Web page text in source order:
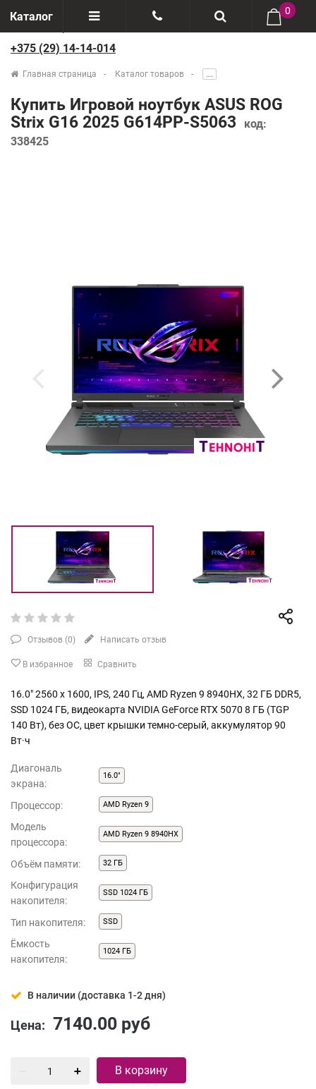
Каталог
Отзывы
Производители
Возврат товаров
+375(29) 888-44-44
0
+375 (29) 14-14-014
Главная страница Каталог товаров .....
Купить Игровой ноутбук ASUS ROG
Strix G16 2025 G614PP-S5063
код:
338425
Отзывов (0) Написать отзыв
В избранное Сравнить
16.0" 2560 x 1600, IPS, 240 Гц, AMD Ryzen 9 8940HX, 32 ГБ DDR5,
SSD 1024 ГБ, видеокарта NVIDIA GeForce RTX 5070 8 ГБ (TGP
140 Вт), без ОС, цвет крышки темно-серый, аккумулятор 90
Вт·ч
Диагональ
экрана:
16.0"
Процессор: AMD Ryzen 9
Модель
процессора:
AMD Ryzen 9 8940HX
Объём памяти: 32 ГБ
Конфигурация
накопителя:
SSD 1024 ГБ
Тип накопителя: SSD
Ёмкость
накопителя:
1024 ГБ
В наличии (доставка 1-2 дня)
Цена: 7140.00 руб
В корзину